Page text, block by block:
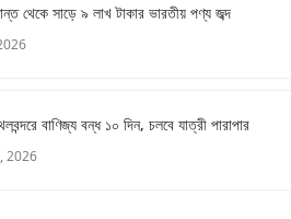
থেকে সাড়ে ৯ লাখ টাকার ভারতীয় পণ্য জব্দ
বাণিজ্য বন্ধ ১০ দিন, চলবে যাত্রী পারাপার
2026